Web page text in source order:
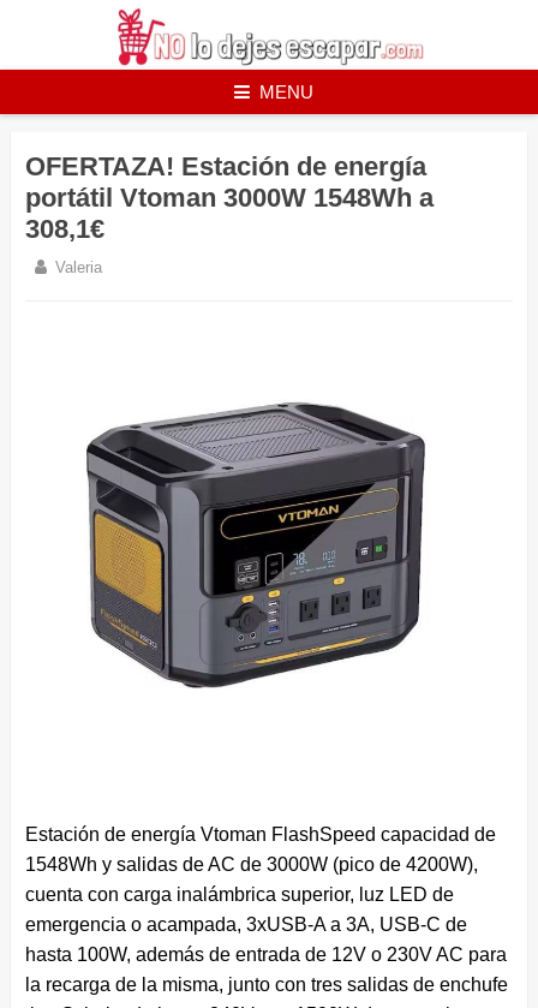
MENU
OFERTAZA! Estación de energía
portátil Vtoman 3000W 1548Wh a
308,1€
Valeria
Estación de energía Vtoman FlashSpeed capacidad de
1548Wh y salidas de AC de 3000W (pico de 4200W),
cuenta con carga inalámbrica superior, luz LED de
emergencia o acampada, 3xUSB-A a 3A, USB-C de
hasta 100W, además de entrada de 12V o 230V AC para
la recarga de la misma, junto con tres salidas de enchufe